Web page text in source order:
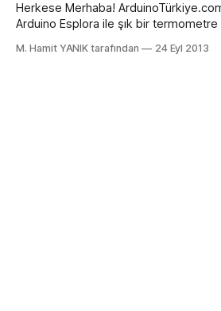
Herkese Merhaba!
Arduino Esplora ile şık bir termometre
üzerindeki Esplora’ya takıldı gözlerim.
M. Hamit YANIK tarafından 24 Eyl 2013